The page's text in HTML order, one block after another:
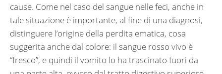
cause. Come nel caso del sangue nelle feci, anche in
tale situazione è importante, al fine di una diagnosi,
distinguere l’origine della perdita ematica, cosa
suggerita anche dal colore: il sangue rosso vivo è
“fresco”, e quindi il vomito lo ha trascinato fuori da